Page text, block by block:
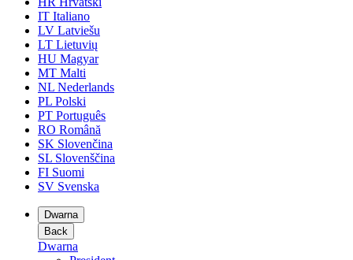
IT Italiano
LV Latviešu
LT Lietuvių
HU Magyar
MT Malti
NL Nederlands
PL Polski
PT Português
RO Română
SK Slovenčina
SL Slovenščina
FI Suomi
SV Svenska
Dwarna
Back
Dwarna